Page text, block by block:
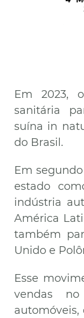
Em 2023,
sanitária
suína in
do Brasil.
Em
estado
indústria
América
também
Unido e
Esse
vendas
automóveis,